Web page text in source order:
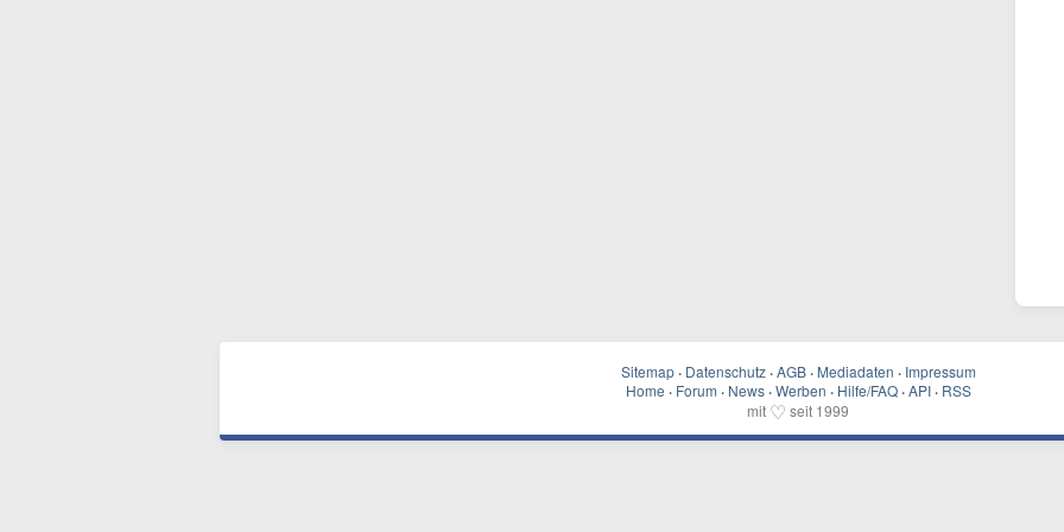
Sitemap · Datenschutz · AGB · Mediadaten · Impressum
Home · Forum · News · Werben · Hilfe/FAQ · API · RSS
mit ♡ seit 1999